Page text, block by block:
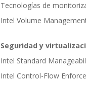
Tecnologías de
Intel Volume
Seguridad y
Intel Standard
Intel Control-Flow